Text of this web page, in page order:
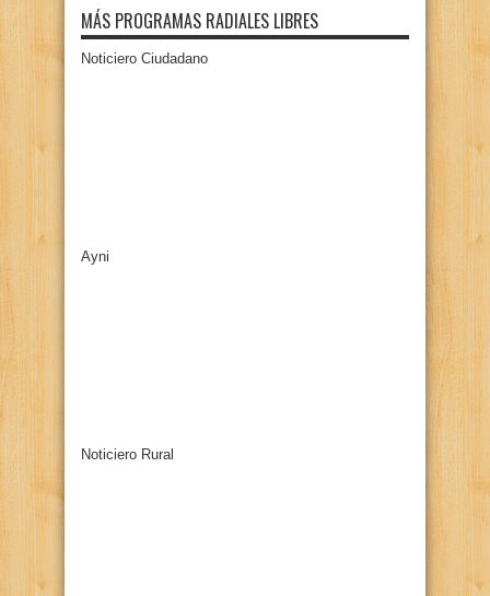
MÁS PROGRAMAS RADIALES LIBRES
Noticiero Ciudadano
Ayni
Noticiero Rural